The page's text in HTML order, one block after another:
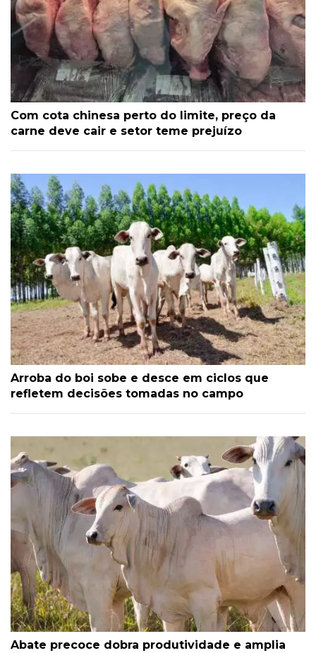
Com cota chinesa perto do limite, preço da
carne deve cair e setor teme prejuízo
Arroba do boi sobe e desce em ciclos que
refletem decisões tomadas no campo
Abate precoce dobra produtividade e amplia